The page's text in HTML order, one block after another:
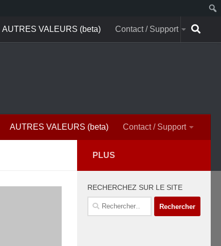
AUTRES VALEURS (beta) Contact / Support
AUTRES VALEURS (beta) Contact / Support
PLUS
RECHERCHEZ SUR LE SITE
Rechercher :